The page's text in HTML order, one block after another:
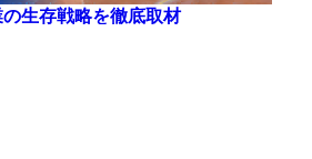
生存戦略を徹底取材